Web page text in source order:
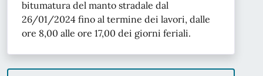
bitumatura del manto stradale dal
26/01/2024 fino al termine dei lavori, dalle
ore 8,00 alle ore 17,00 dei giorni feriali.